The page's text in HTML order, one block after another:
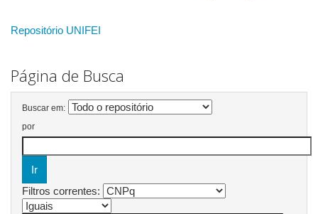
Repositório UNIFEI
Página de Busca
Buscar em:
por
Filtros correntes: